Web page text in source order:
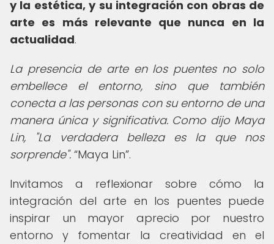
y la estética, y su integración con obras de
arte es más relevante que nunca en la
actualidad.
La presencia de arte en los puentes no solo
embellece el entorno, sino que también
conecta a las personas con su entorno de una
manera única y significativa. Como dijo Maya
Lin, "La verdadera belleza es la que nos
sorprende". Maya Lin .
Invitamos a reflexionar sobre cómo la
integración del arte en los puentes puede
inspirar un mayor aprecio por nuestro
entorno y fomentar la creatividad en el